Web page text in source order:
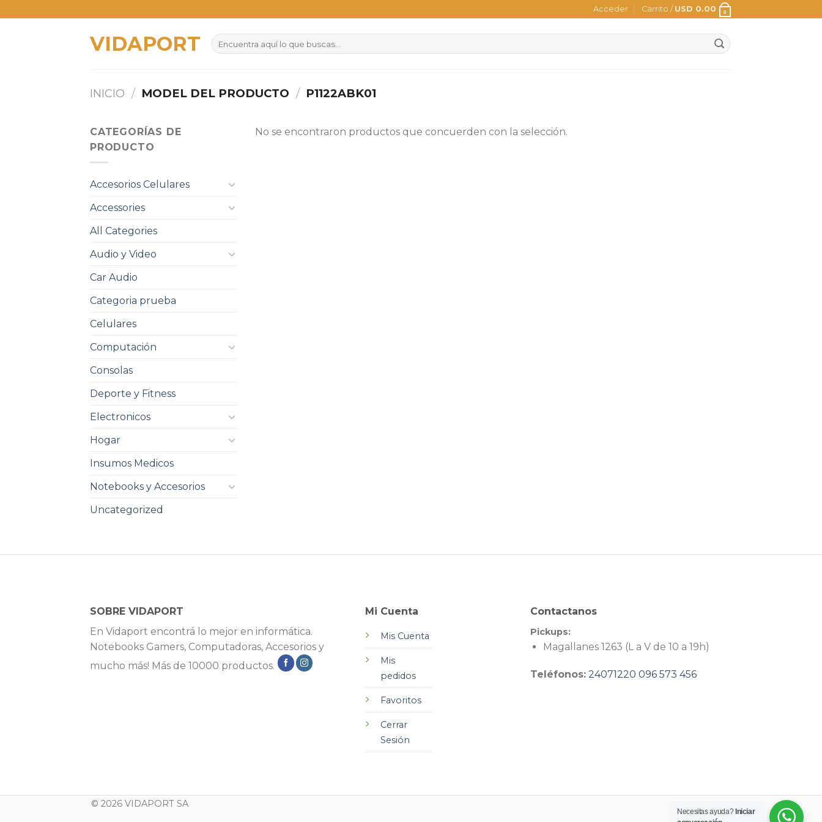
to
Acceder Carrito / USD 0.00 0
VIDAPORT
Buscar
por:
INICIO / MODEL DEL PRODUCTO / P1122ABK01
CATEGORÍAS DE
PRODUCTO
Accesorios Celulares
Accessories
All Categories
Audio y Video
Car Audio
Categoria prueba
Celulares
Computación
Consolas
Deporte y Fitness
Electronicos
Hogar
Insumos Medicos
Notebooks y Accesorios
Uncategorized
No se encontraron productos que concuerden con la selección.
SOBRE VIDAPORT
En Vidaport encontrá lo mejor en informática.
Notebooks Gamers, Computadoras, Accesorios y
mucho más! Más de 10000 productos.
Mi Cuenta
Mis Cuenta
Mis
pedidos
Favoritos
Cerrar
Sesión
Contactanos
Pickups:
Magallanes 1263 (L a V de 10 a 19h)
Teléfonos: 24071220 096 573 456
© 2026 VIDAPORT SA
Necesitas ayuda? Iniciar